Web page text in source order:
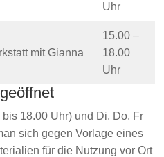
Uhr
mit Gianna
15.00 –
18.00
Uhr
18.00 Uhr) und Di, Do, Fr
sich gegen Vorlage eines
für die Nutzung vor Ort